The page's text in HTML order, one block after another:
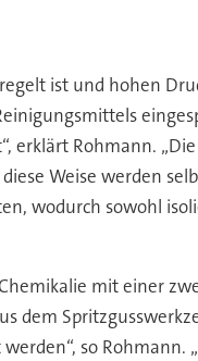
ist und hohen
erklärt Rohmann.
Weise werden
wodurch sowohl
mit einer
dem
so Rohmann.